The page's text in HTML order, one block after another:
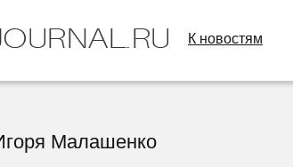
К новостям
Малашенко